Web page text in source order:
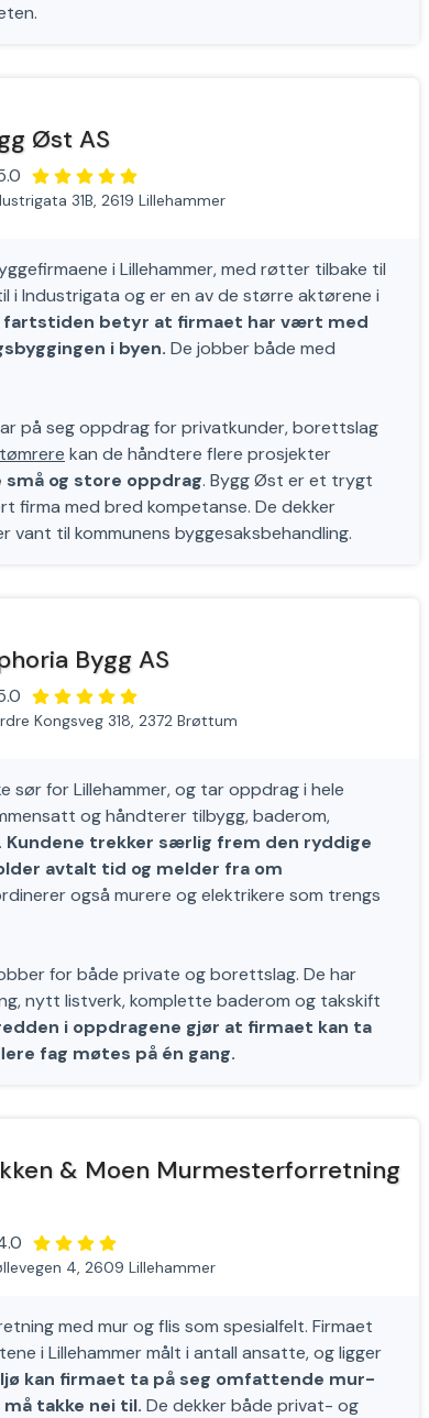
Øst AS
31B, 2619 Lillehammer
i Lillehammer, med røtter tilbake til
i Industrigata og er en av de større aktørene i
fartstiden betyr at firmaet har vært med
i byen. De jobber både med
på seg oppdrag for privatkunder, borettslag
tømrere kan de håndtere flere prosjekter
og store oppdrag. Bygg Øst er et trygt
firma med bred kompetanse. De dekker
vant til kommunens byggesaksbehandling.
Bygg AS
Kongsveg 318, 2372 Brøttum
sør for Lillehammer, og tar oppdrag i hele
og håndterer tilbygg, baderom,
Kundene trekker særlig frem den ryddige
avtalt tid og melder fra om
også murere og elektrikere som trengs
for både private og borettslag. De har
nytt listverk, komplette baderom og takskift
i oppdragene gjør at firmaet kan ta
fag møtes på én gang.
& Moen Murmesterforretning
4, 2609 Lillehammer
med mur og flis som spesialfelt. Firmaet
i Lillehammer målt i antall ansatte, og ligger
kan firmaet ta på seg omfattende mur-
takke nei til. De dekker både privat- og